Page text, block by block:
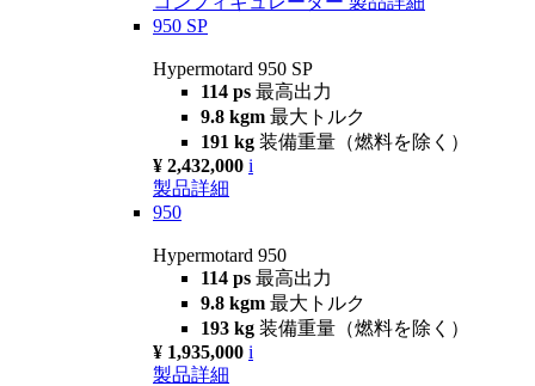
950 SP
Hypermotard 950 SP
114 ps 最高出力
9.8 kgm 最大トルク
191 kg 装備重量（燃料を除く）
¥ 2,432,000 i
製品詳細
950
Hypermotard 950
114 ps 最高出力
9.8 kgm 最大トルク
193 kg 装備重量（燃料を除く）
¥ 1,935,000 i
製品詳細